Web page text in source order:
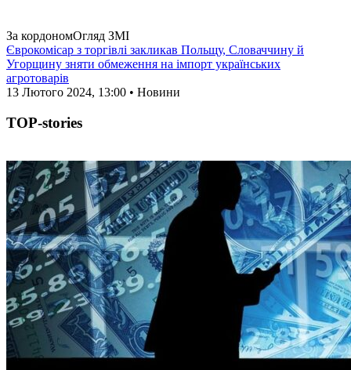
За кордономОгляд ЗМІ
Єврокомісар з торгівлі закликав Польщу, Словаччину й
Угорщину зняти обмеження на імпорт українських
агротоварів
13 Лютого 2024, 13:00 • Новини
TOP-stories